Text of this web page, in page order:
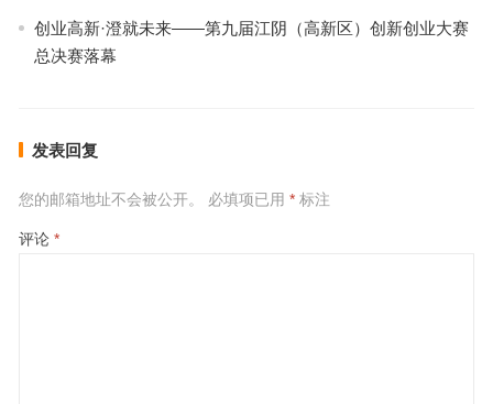
创业高新·澄就未来——第九届江阴（高新区）创新创业大赛
总决赛落幕
发表回复
您的邮箱地址不会被公开。 必填项已用 *标注
评论 *